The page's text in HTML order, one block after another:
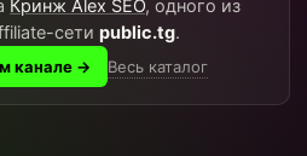
Кринж Alex SEO, одного из
сети public.tg.
канале → Весь каталог